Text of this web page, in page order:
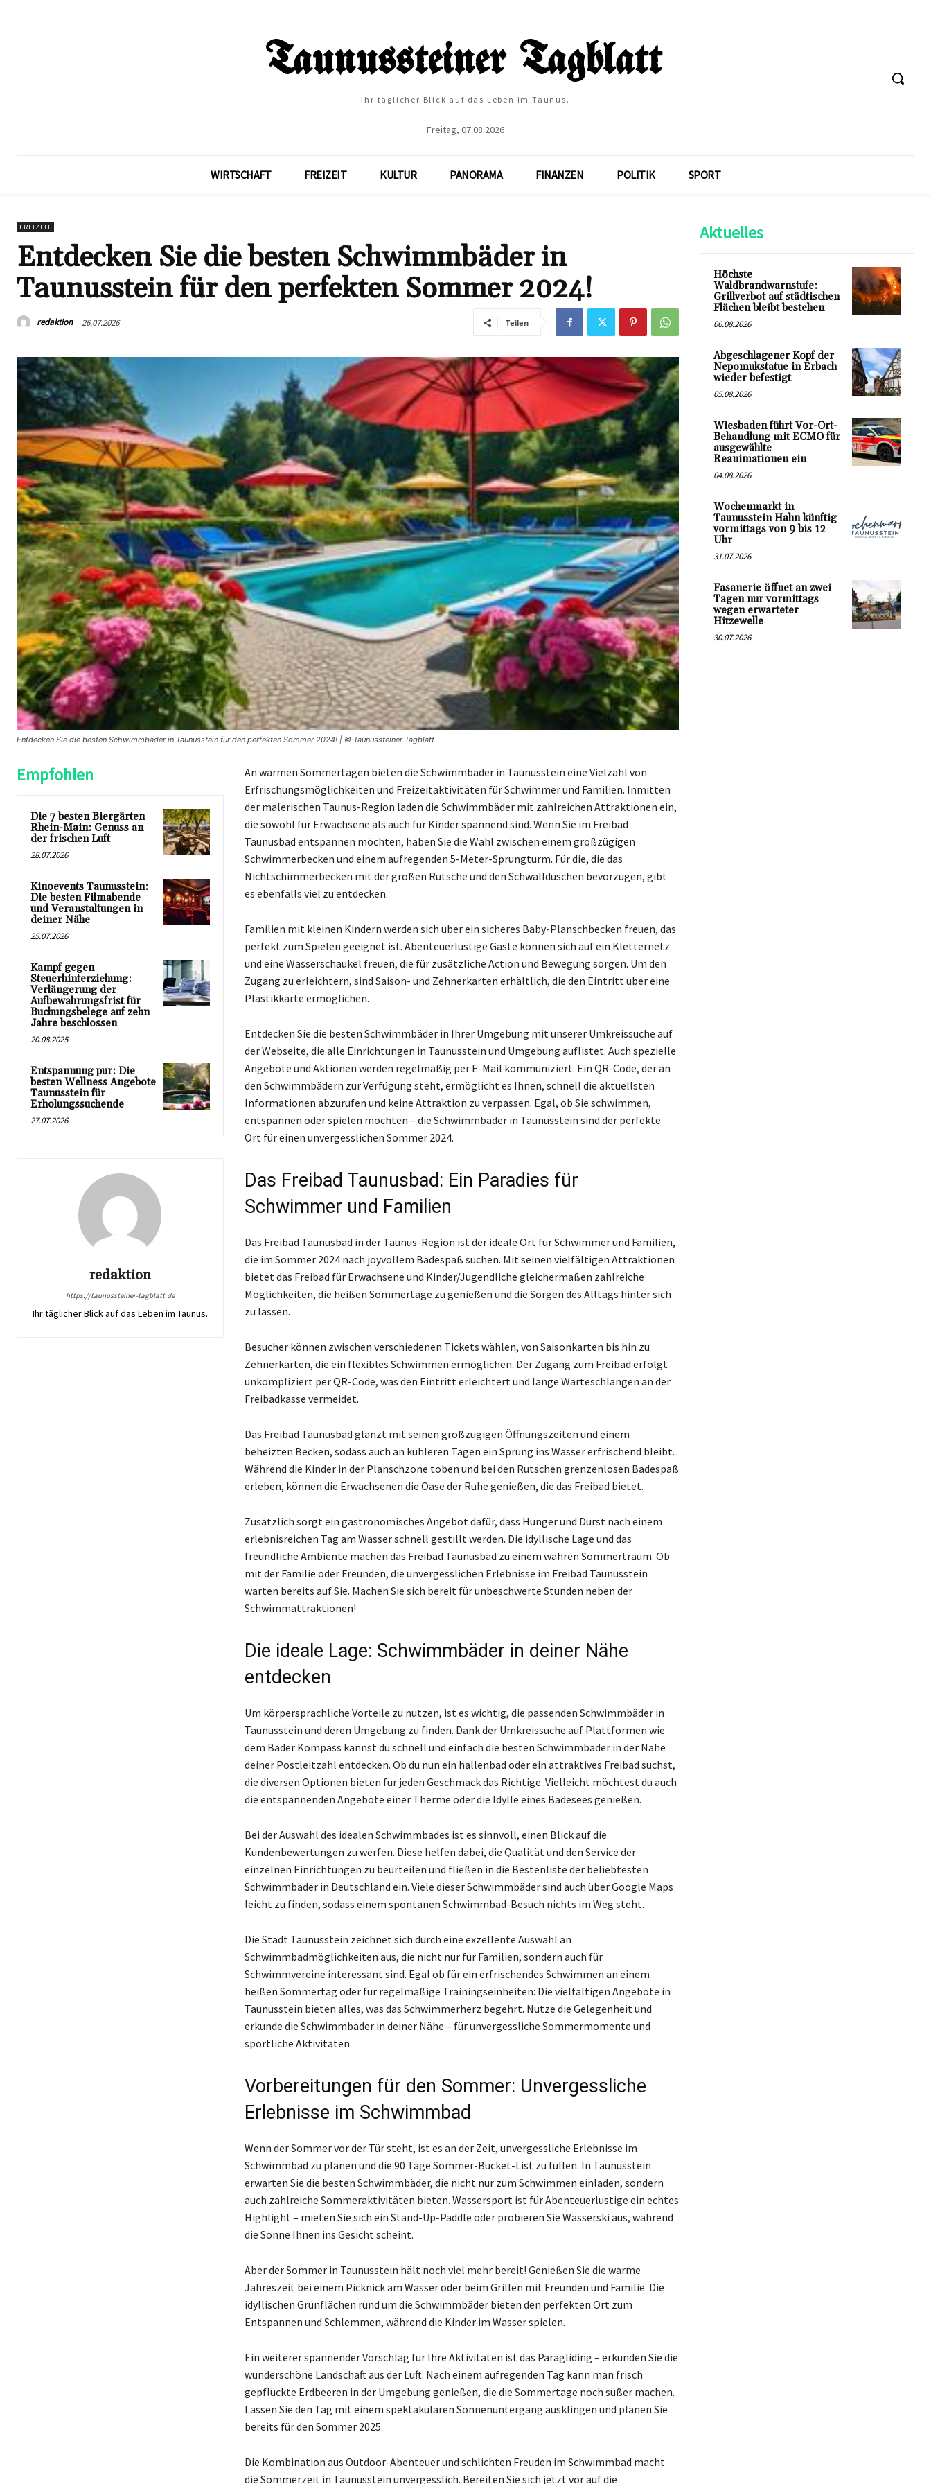
Ihr täglicher Blick auf das Leben im Taunus.
Freitag, 07.08.2026
WIRTSCHAFT FREIZEIT KULTUR PANORAMA FINANZEN POLITIK SPORT
FREIZEIT
Entdecken Sie die besten Schwimmbäder in
Taunusstein für den perfekten Sommer 2024!
redaktion 26.07.2026 Teilen
Entdecken Sie die besten Schwimmbäder in Taunusstein für den perfekten Sommer 2024! | © Taunussteiner Tagblatt
Empfohlen
Die 7 besten Biergärten
Rhein-Main: Genuss an
der frischen Luft
28.07.2026
Kinoevents Taunusstein:
Die besten Filmabende
und Veranstaltungen in
deiner Nähe
25.07.2026
Kampf gegen
Steuerhinterziehung:
Verlängerung der
Aufbewahrungsfrist für
Buchungsbelege auf zehn
Jahre beschlossen
20.08.2025
Entspannung pur: Die
besten Wellness Angebote
Taunusstein für
Erholungssuchende
27.07.2026
redaktion
https://taunussteiner-tagblatt.de
Ihr täglicher Blick auf das Leben im Taunus.
An warmen Sommertagen bieten die Schwimmbäder in Taunusstein eine Vielzahl von
Erfrischungsmöglichkeiten und Freizeitaktivitäten für Schwimmer und Familien. Inmitten
der malerischen Taunus-Region laden die Schwimmbäder mit zahlreichen Attraktionen ein,
die sowohl für Erwachsene als auch für Kinder spannend sind. Wenn Sie im Freibad
Taunusbad entspannen möchten, haben Sie die Wahl zwischen einem großzügigen
Schwimmerbecken und einem aufregenden 5-Meter-Sprungturm. Für die, die das
Nichtschimmerbecken mit der großen Rutsche und den Schwallduschen bevorzugen, gibt
es ebenfalls viel zu entdecken.
Familien mit kleinen Kindern werden sich über ein sicheres Baby-Planschbecken freuen, das
perfekt zum Spielen geeignet ist. Abenteuerlustige Gäste können sich auf ein Kletternetz
und eine Wasserschaukel freuen, die für zusätzliche Action und Bewegung sorgen. Um den
Zugang zu erleichtern, sind Saison- und Zehnerkarten erhältlich, die den Eintritt über eine
Plastikkarte ermöglichen.
Entdecken Sie die besten Schwimmbäder in Ihrer Umgebung mit unserer Umkreissuche auf
der Webseite, die alle Einrichtungen in Taunusstein und Umgebung auflistet. Auch spezielle
Angebote und Aktionen werden regelmäßig per E-Mail kommuniziert. Ein QR-Code, der an
den Schwimmbädern zur Verfügung steht, ermöglicht es Ihnen, schnell die aktuellsten
Informationen abzurufen und keine Attraktion zu verpassen. Egal, ob Sie schwimmen,
entspannen oder spielen möchten – die Schwimmbäder in Taunusstein sind der perfekte
Ort für einen unvergesslichen Sommer 2024.
Das Freibad Taunusbad: Ein Paradies für
Schwimmer und Familien
Das Freibad Taunusbad in der Taunus-Region ist der ideale Ort für Schwimmer und Familien,
die im Sommer 2024 nach joyvollem Badespaß suchen. Mit seinen vielfältigen Attraktionen
bietet das Freibad für Erwachsene und Kinder/Jugendliche gleichermaßen zahlreiche
Möglichkeiten, die heißen Sommertage zu genießen und die Sorgen des Alltags hinter sich
zu lassen.
Besucher können zwischen verschiedenen Tickets wählen, von Saisonkarten bis hin zu
Zehnerkarten, die ein flexibles Schwimmen ermöglichen. Der Zugang zum Freibad erfolgt
unkompliziert per QR-Code, was den Eintritt erleichtert und lange Warteschlangen an der
Freibadkasse vermeidet.
Das Freibad Taunusbad glänzt mit seinen großzügigen Öffnungszeiten und einem
beheizten Becken, sodass auch an kühleren Tagen ein Sprung ins Wasser erfrischend bleibt.
Während die Kinder in der Planschzone toben und bei den Rutschen grenzenlosen Badespaß
erleben, können die Erwachsenen die Oase der Ruhe genießen, die das Freibad bietet.
Zusätzlich sorgt ein gastronomisches Angebot dafür, dass Hunger und Durst nach einem
erlebnisreichen Tag am Wasser schnell gestillt werden. Die idyllische Lage und das
freundliche Ambiente machen das Freibad Taunusbad zu einem wahren Sommertraum. Ob
mit der Familie oder Freunden, die unvergesslichen Erlebnisse im Freibad Taunusstein
warten bereits auf Sie. Machen Sie sich bereit für unbeschwerte Stunden neben der
Schwimmattraktionen!
Die ideale Lage: Schwimmbäder in deiner Nähe
entdecken
Um körpersprachliche Vorteile zu nutzen, ist es wichtig, die passenden Schwimmbäder in
Taunusstein und deren Umgebung zu finden. Dank der Umkreissuche auf Plattformen wie
dem Bäder Kompass kannst du schnell und einfach die besten Schwimmbäder in der Nähe
deiner Postleitzahl entdecken. Ob du nun ein hallenbad oder ein attraktives Freibad suchst,
die diversen Optionen bieten für jeden Geschmack das Richtige. Vielleicht möchtest du auch
die entspannenden Angebote einer Therme oder die Idylle eines Badesees genießen.
Bei der Auswahl des idealen Schwimmbades ist es sinnvoll, einen Blick auf die
Kundenbewertungen zu werfen. Diese helfen dabei, die Qualität und den Service der
einzelnen Einrichtungen zu beurteilen und fließen in die Bestenliste der beliebtesten
Schwimmbäder in Deutschland ein. Viele dieser Schwimmbäder sind auch über Google Maps
leicht zu finden, sodass einem spontanen Schwimmbad-Besuch nichts im Weg steht.
Die Stadt Taunusstein zeichnet sich durch eine exzellente Auswahl an
Schwimmbadmöglichkeiten aus, die nicht nur für Familien, sondern auch für
Schwimmvereine interessant sind. Egal ob für ein erfrischendes Schwimmen an einem
heißen Sommertag oder für regelmäßige Trainingseinheiten: Die vielfältigen Angebote in
Taunusstein bieten alles, was das Schwimmerherz begehrt. Nutze die Gelegenheit und
erkunde die Schwimmbäder in deiner Nähe – für unvergessliche Sommermomente und
sportliche Aktivitäten.
Vorbereitungen für den Sommer: Unvergessliche
Erlebnisse im Schwimmbad
Wenn der Sommer vor der Tür steht, ist es an der Zeit, unvergessliche Erlebnisse im
Schwimmbad zu planen und die 90 Tage Sommer-Bucket-List zu füllen. In Taunusstein
erwarten Sie die besten Schwimmbäder, die nicht nur zum Schwimmen einladen, sondern
auch zahlreiche Sommeraktivitäten bieten. Wassersport ist für Abenteuerlustige ein echtes
Highlight – mieten Sie sich ein Stand-Up-Paddle oder probieren Sie Wasserski aus, während
die Sonne Ihnen ins Gesicht scheint.
Aber der Sommer in Taunusstein hält noch viel mehr bereit! Genießen Sie die warme
Jahreszeit bei einem Picknick am Wasser oder beim Grillen mit Freunden und Familie. Die
idyllischen Grünflächen rund um die Schwimmbäder bieten den perfekten Ort zum
Entspannen und Schlemmen, während die Kinder im Wasser spielen.
Ein weiterer spannender Vorschlag für Ihre Aktivitäten ist das Paragliding – erkunden Sie die
wunderschöne Landschaft aus der Luft. Nach einem aufregenden Tag kann man frisch
gepflückte Erdbeeren in der Umgebung genießen, die die Sommertage noch süßer machen.
Lassen Sie den Tag mit einem spektakulären Sonnenuntergang ausklingen und planen Sie
bereits für den Sommer 2025.
Die Kombination aus Outdoor-Abenteuer und schlichten Freuden im Schwimmbad macht
die Sommerzeit in Taunusstein unvergesslich. Bereiten Sie sich jetzt vor auf die
Aktuelles
Höchste
Waldbrandwarnstufe:
Grillverbot auf städtischen
Flächen bleibt bestehen
06.08.2026
Abgeschlagener Kopf der
Nepomukstatue in Erbach
wieder befestigt
05.08.2026
Wiesbaden führt Vor-Ort-
Behandlung mit ECMO für
ausgewählte
Reanimationen ein
04.08.2026
Wochenmarkt in
Taunusstein Hahn künftig
vormittags von 9 bis 12
Uhr
31.07.2026
Fasanerie öffnet an zwei
Tagen nur vormittags
wegen erwarteter
Hitzewelle
30.07.2026